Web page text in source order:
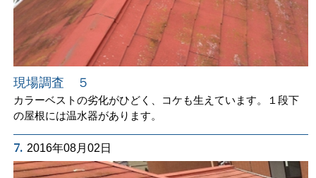
現場調査 ５
カラーベストの劣化がひどく、コケも生えています。１段下
の屋根には温水器があります。
7. 2016年08月02日